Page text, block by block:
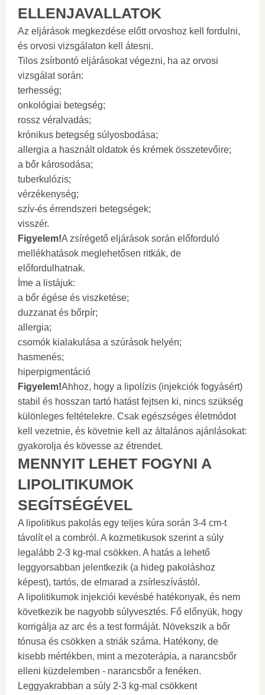
ELLENJAVALLATOK
Az eljárások megkezdése előtt orvoshoz kell fordulni,
és orvosi vizsgálaton kell átesni.
Tilos zsírbontó eljárásokat végezni, ha az orvosi
vizsgálat során:
terhesség;
onkológiai betegség;
rossz véralvadás;
krónikus betegség súlyosbodása;
allergia a használt oldatok és krémek összetevőire;
a bőr károsodása;
tuberkulózis;
vérzékenység;
szív-és érrendszeri betegségek;
visszér.
Figyelem!A zsírégető eljárások során előforduló
mellékhatások meglehetősen ritkák, de
előfordulhatnak.
Íme a listájuk:
a bőr égése és viszketése;
duzzanat és bőrpír;
allergia;
csomók kialakulása a szúrások helyén;
hasmenés;
hiperpigmentáció
Figyelem!Ahhoz, hogy a lipolízis (injekciók fogyásért)
stabil és hosszan tartó hatást fejtsen ki, nincs szükség
különleges feltételekre. Csak egészséges életmódot
kell vezetnie, és követnie kell az általános ajánlásokat:
gyakorolja és kövesse az étrendet.
MENNYIT LEHET FOGYNI A
LIPOLITIKUMOK
SEGÍTSÉGÉVEL
A lipolitikus pakolás egy teljes kúra során 3-4 cm-t
távolít el a combról. A kozmetikusok szerint a súly
legalább 2-3 kg-mal csökken. A hatás a lehető
leggyorsabban jelentkezik (a hideg pakoláshoz
képest), tartós, de elmarad a zsírleszívástól.
A lipolitikumok injekciói kevésbé hatékonyak, és nem
következik be nagyobb súlyvesztés. Fő előnyük, hogy
korrigálja az arc és a test formáját. Növekszik a bőr
tónusa és csökken a striák száma. Hatékony, de
kisebb mértékben, mint a mezoterápia, a narancsbőr
elleni küzdelemben - narancsbőr a fenéken.
Leggyakrabban a súly 2-3 kg-mal csökkent